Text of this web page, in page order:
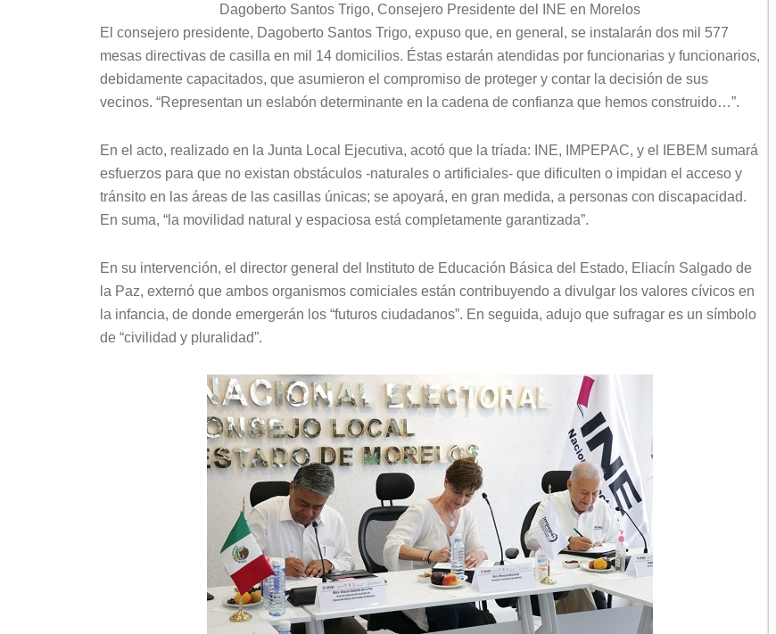
Dagoberto Santos Trigo, Consejero Presidente del INE en Morelos
El consejero presidente, Dagoberto Santos Trigo, expuso que, en general, se instalarán dos mil 577
mesas directivas de casilla en mil 14 domicilios. Éstas estarán atendidas por funcionarias y funcionarios,
debidamente capacitados, que asumieron el compromiso de proteger y contar la decisión de sus
vecinos. “Representan un eslabón determinante en la cadena de confianza que hemos construido…”.
En el acto, realizado en la Junta Local Ejecutiva, acotó que la tríada: INE, IMPEPAC, y el IEBEM sumará
esfuerzos para que no existan obstáculos -naturales o artificiales- que dificulten o impidan el acceso y
tránsito en las áreas de las casillas únicas; se apoyará, en gran medida, a personas con discapacidad.
En suma, “la movilidad natural y espaciosa está completamente garantizada”.
En su intervención, el director general del Instituto de Educación Básica del Estado, Eliacín Salgado de
la Paz, externó que ambos organismos comiciales están contribuyendo a divulgar los valores cívicos en
la infancia, de donde emergerán los “futuros ciudadanos”. En seguida, adujo que sufragar es un símbolo
de “civilidad y pluralidad”.